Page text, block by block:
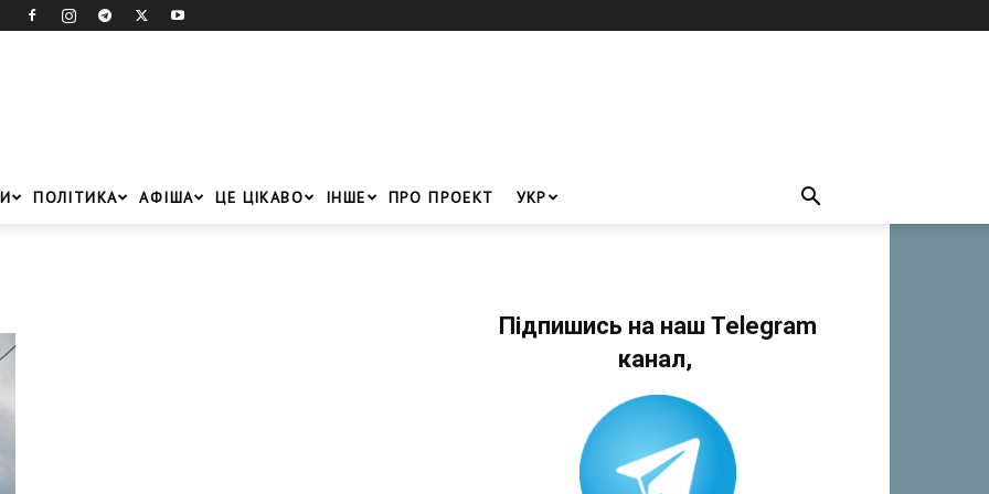
ПОЛІТИКА АФІША ЦЕ ЦІКАВО ІНШЕ ПРО ПРОЕКТ УКР
Підпишись на наш Telegram
канал,